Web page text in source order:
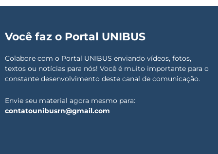
Você faz o Portal UNIBUS
Colabore com o Portal UNIBUS enviando vídeos, fotos,
textos ou notícias para nós! Você é muito importante para o
constante desenvolvimento deste canal de comunicação.
Envie seu material agora mesmo para:
contatounibusrn@gmail.com